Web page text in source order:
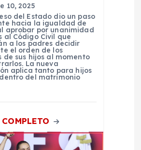
10, 2025
del Estado dio un paso
hacia la igualdad de
aprobar por unanimidad
al Código Civil que
a los padres decidir
el orden de los
de sus hijos al momento
La nueva
aplica tanto para hijos
del matrimonio
COMPLETO